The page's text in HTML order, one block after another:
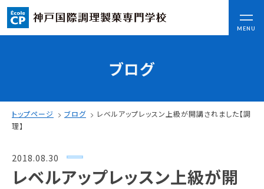
MENU
CLOSE
ここから始まる私の未来
日本全国から集まる学生たち
入学情報
AO入試
ブログ
トップページ ブログ
レベルアップレッスン上級が開講されました【調
理】
2018.08.30
レベルアップレッスン上級が開